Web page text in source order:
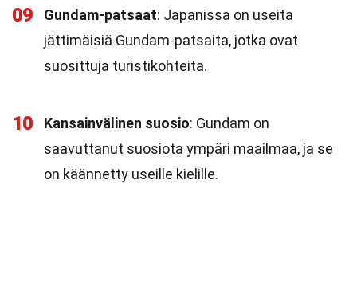
09 Gundam-patsaat: Japanissa on useita
jättimäisiä Gundam-patsaita, jotka ovat
suosittuja turistikohteita.
10 Kansainvälinen suosio: Gundam on
saavuttanut suosiota ympäri maailmaa, ja se
on käännetty useille kielille.